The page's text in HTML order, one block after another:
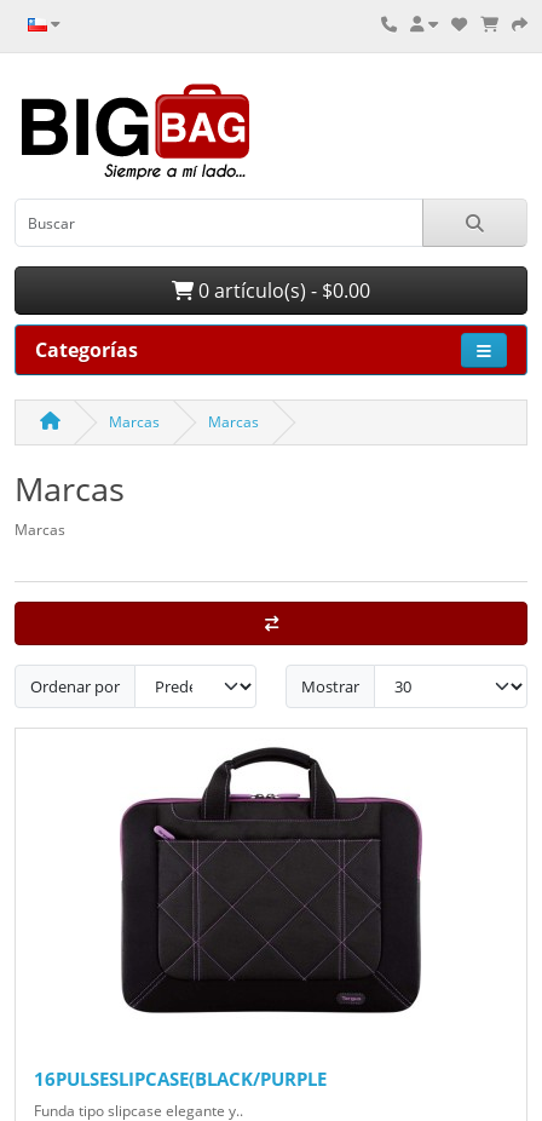
0 artículo(s) - $0.00
Categorías
Marcas Marcas
Marcas
Marcas
Ordenar por Mostrar
16PULSESLIPCASE(BLACK/PURPLE
Funda tipo slipcase elegante y..